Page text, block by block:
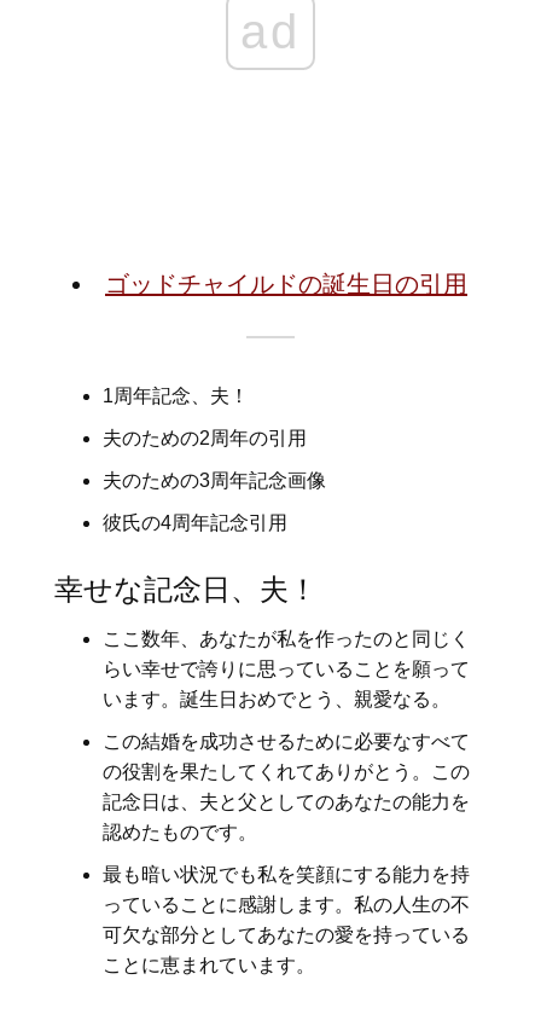
ad
ゴッドチャイルドの誕生日の引用
1周年記念、夫！
夫のための2周年の引用
夫のための3周年記念画像
彼氏の4周年記念引用
幸せな記念日、夫！
ここ数年、あなたが私を作ったのと同じく
らい幸せで誇りに思っていることを願って
います。誕生日おめでとう、親愛なる。
この結婚を成功させるために必要なすべて
の役割を果たしてくれてありがとう。この
記念日は、夫と父としてのあなたの能力を
認めたものです。
最も暗い状況でも私を笑顔にする能力を持
っていることに感謝します。私の人生の不
可欠な部分としてあなたの愛を持っている
ことに恵まれています。